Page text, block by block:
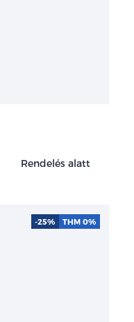
Rendelés alatt
-25% THM 0%